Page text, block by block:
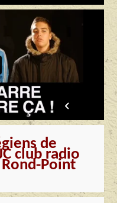
de
club radio
Point